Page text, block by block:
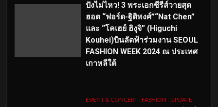
ปังไม่ไหว! 3 พระเอกซีรีส์วายสุด
ฮอต “ฟอร์ด-ฐิติพงศ์”“Nat Chen”
และ “โคเฮย์ ฮิงุจิ” (Higuchi
Kouhei)บินลัดฟ้าร่วมงาน SEOUL
FASHION WEEK 2024 ณ ประเทศ
เกาหลีใต้
EVENT & CONCERT FASHION UPDATE